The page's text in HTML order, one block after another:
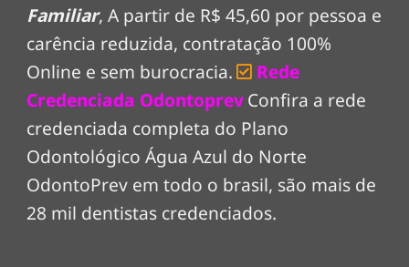
Familiar, A partir de R$ 45,60 por pessoa e
carência reduzida, contratação 100%
Online e sem burocracia.
Rede
Credenciada OdontoprevConfira a rede
credenciada completa do Plano
Odontológico Água Azul do Norte
OdontoPrev em todo o brasil, são mais de
28 mil dentistas credenciados.